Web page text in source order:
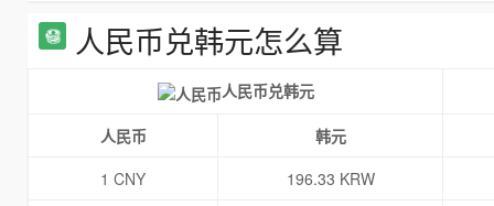
人民币兑韩元怎么算
人民币兑韩元
人民币
韩元
1 CNY
196.33 KRW